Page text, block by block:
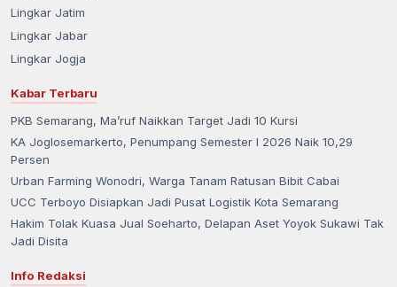
Lingkar Jatim
Lingkar Jabar
Lingkar Jogja
Kabar Terbaru
PKB Semarang, Ma’ruf Naikkan Target Jadi 10 Kursi
KA Joglosemarkerto, Penumpang Semester I 2026 Naik 10,29
Persen
Urban Farming Wonodri, Warga Tanam Ratusan Bibit Cabai
UCC Terboyo Disiapkan Jadi Pusat Logistik Kota Semarang
Hakim Tolak Kuasa Jual Soeharto, Delapan Aset Yoyok Sukawi Tak
Jadi Disita
Info Redaksi